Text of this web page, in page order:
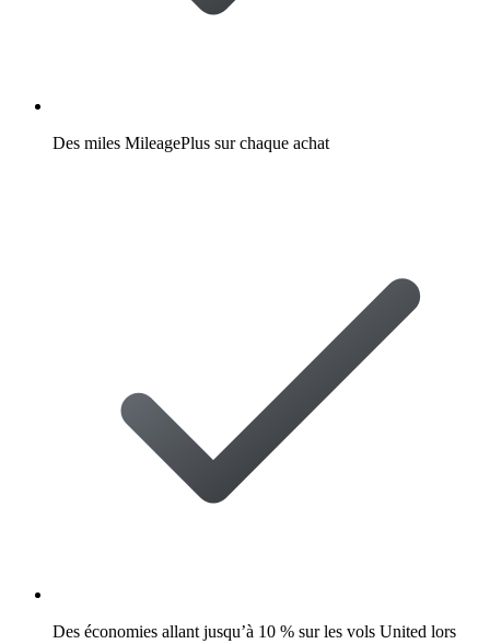
Des miles MileagePlus sur chaque achat
Des économies allant jusqu’à 10 % sur les vols United lors